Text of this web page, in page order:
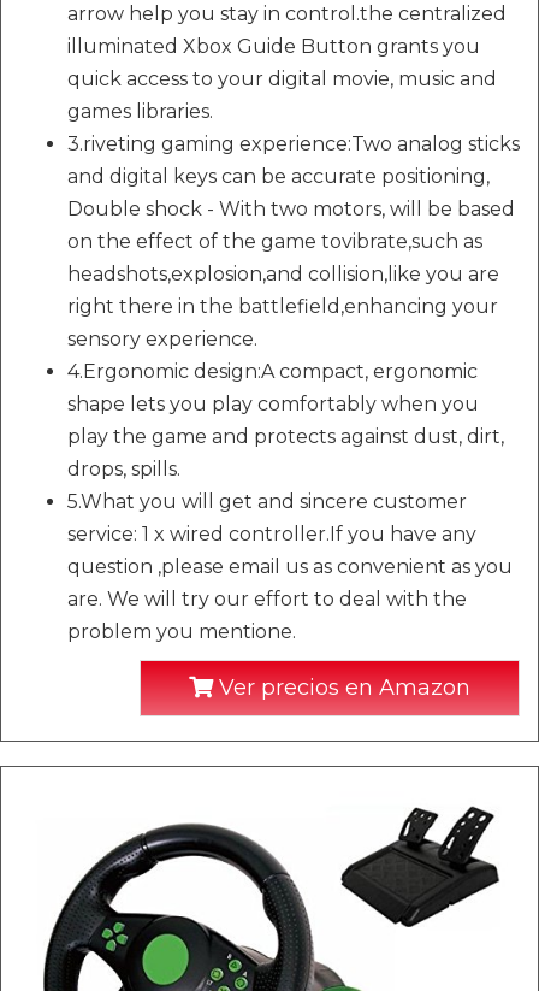
arrow help you stay in control.the centralized
illuminated Xbox Guide Button grants you
quick access to your digital movie, music and
games libraries.
3.riveting gaming experience:Two analog sticks
and digital keys can be accurate positioning,
Double shock - With two motors, will be based
on the effect of the game tovibrate,such as
headshots,explosion,and collision,like you are
right there in the battlefield,enhancing your
sensory experience.
4.Ergonomic design:A compact, ergonomic
shape lets you play comfortably when you
play the game and protects against dust, dirt,
drops, spills.
5.What you will get and sincere customer
service: 1 x wired controller.If you have any
question ,please email us as convenient as you
are. We will try our effort to deal with the
problem you mentione.
Ver precios en Amazon